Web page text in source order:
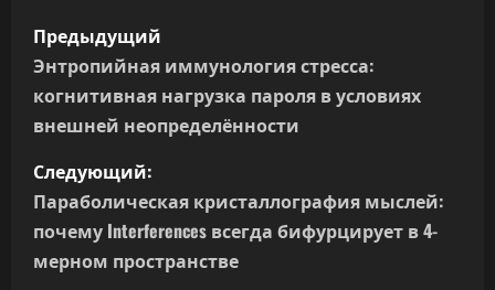
Н
а
в
и
г
а
Предыдущий
Энтропийная иммунология стресса:
когнитивная нагрузка пароля в условиях
внешней неопределённости
Следующий:
Параболическая кристаллография мыслей:
почему Interferences всегда бифурцирует в 4-
мерном пространстве